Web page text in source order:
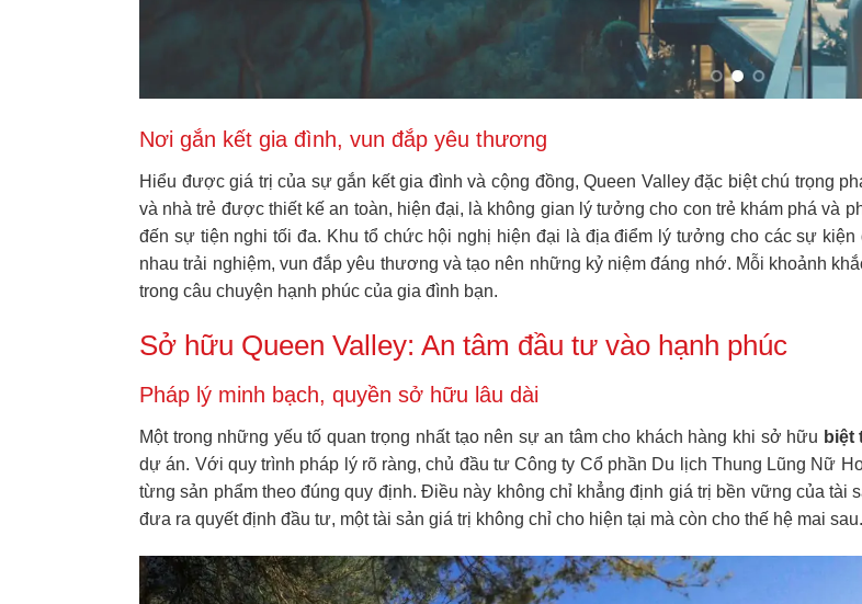
Nơi gắn kết gia đình, vun đắp yêu thương
Hiểu được giá trị của sự gắn kết gia đình và cộng đồng, Queen Valley đặc biệt chú trọng
và nhà trẻ được thiết kế an toàn, hiện đại, là không gian lý tưởng cho con trẻ khám phá và
đến sự tiện nghi tối đa. Khu tổ chức hội nghị hiện đại là địa điểm lý tưởng cho các sự
nhau trải nghiệm, vun đắp yêu thương và tạo nên những kỷ niệm đáng nhớ. Mỗi khoảnh
trong câu chuyện hạnh phúc của gia đình bạn.
Sở hữu Queen Valley: An tâm đầu tư vào hạnh phúc
Pháp lý minh bạch, quyền sở hữu lâu dài
Một trong những yếu tố quan trọng nhất tạo nên sự an tâm cho khách hàng khi sở hữu biệt
dự án. Với quy trình pháp lý rõ ràng, chủ đầu tư Công ty Cổ phần Du lịch Thung Lũng Nữ
từng sản phẩm theo đúng quy định. Điều này không chỉ khẳng định giá trị bền vững của tài
đưa ra quyết định đầu tư, một tài sản giá trị không chỉ cho hiện tại mà còn cho thế hệ mai sau.